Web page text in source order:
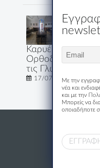
Ξενώνας
Καρυές: Εκεί που
Ορθοδοξία Μιλάει
τις Γλώσσες του
17/07/2026Με την
νέα και
και με την
Μπορείς να
οποιαδήποτε